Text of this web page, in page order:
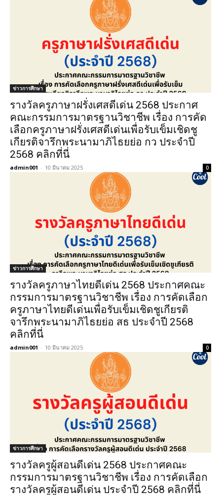
ข่าวการศึกษา
รางวัลครูภาษาฝรั่งเศสดีเด่น 2568 ประกาศ
คณะกรรมการมาตรฐานวิชาชีพ เรื่อง การคัด
เลือกครูภาษาฝรั่งเศสดีเด่นเพื่อรับเข็มเชิดชู
เกียรติจารึกพระนามาภิไธยย่อ กว ประจำปี
2568 คลิกที่นี่
admin001 - 10 มีนาคม 2025 0
ข่าวการศึกษา
รางวัลครูภาษาไทยดีเด่น 2568 ประกาศคณะ
กรรมการมาตรฐานวิชาชีพ เรื่อง การคัดเลือก
ครูภาษาไทยดีเด่นเพื่อรับเข็มเชิดชูเกียรติ
จารึกพระนามาภิไธยย่อ สธ ประจำปี 2568
คลิกที่นี่
admin001 - 10 มีนาคม 2025 0
ข่าวการศึกษา
รางวัลครูผู้สอนดีเด่น 2568 ประกาศคณะ
กรรมการมาตรฐานวิชาชีพ เรื่อง การคัดเลือก
รางวัลครูผู้สอนดีเด่น ประจำปี 2568 คลิกที่นี่